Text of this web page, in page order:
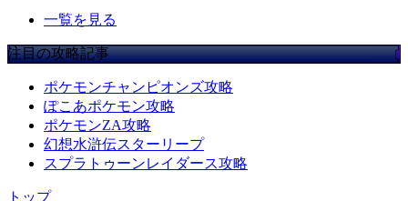
一覧を見る
注目の攻略記事
ポケモンチャンピオンズ攻略
ぽこあポケモン攻略
ポケモンZA攻略
幻想水滸伝スターリープ
スプラトゥーンレイダース攻略
トップ